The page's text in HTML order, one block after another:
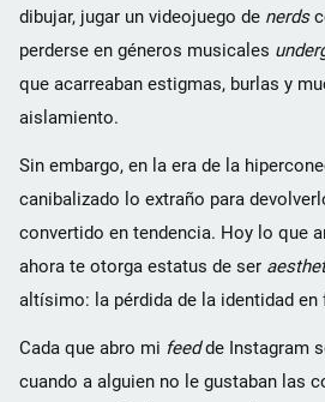
dibujar, jugar un videojuego de nerds
perderse en géneros musicales
que acarreaban estigmas, burlas y
aislamiento.
Sin embargo, en la era de la
canibalizado lo extraño para
convertido en tendencia. Hoy lo que
ahora te otorga estatus de ser
altísimo: la pérdida de la identidad en
Cada que abro mi feedde Instagram
cuando a alguien no le gustaban las